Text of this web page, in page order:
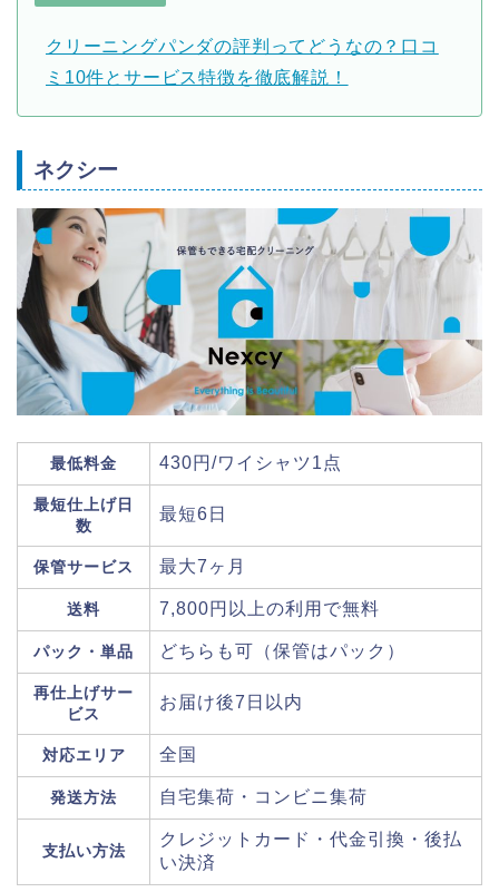
クリーニングパンダの評判ってどうなの？口コ
ミ10件とサービス特徴を徹底解説！
ネクシー
最低料金 430円/ワイシャツ1点
最短仕上げ日
数
最短6日
保管サービス 最大7ヶ月
送料 7,800円以上の利用で無料
パック・単品 どちらも可（保管はパック）
再仕上げサー
ビス
お届け後7日以内
対応エリア 全国
発送方法 自宅集荷・コンビニ集荷
支払い方法
クレジットカード・代金引換・後払
い決済